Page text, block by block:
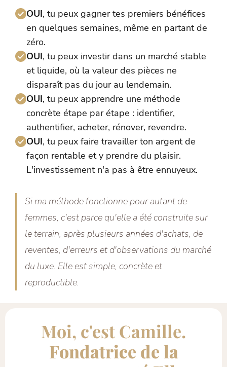
OUI, tu peux gagner tes premiers bénéfices
en quelques semaines, même en partant de
zéro.
OUI, tu peux investir dans un marché stable
et liquide, où la valeur des pièces ne
disparaît pas du jour au lendemain.
OUI, tu peux apprendre une méthode
concrète étape par étape : identifier,
authentifier, acheter, rénover, revendre.
OUI, tu peux faire travailler ton argent de
façon rentable et y prendre du plaisir.
L'investissement n'a pas à être ennuyeux.
Si ma méthode fonctionne pour autant de
femmes, c'est parce qu'elle a été construite sur
le terrain, après plusieurs années d'achats, de
reventes, d'erreurs et d'observations du marché
du luxe. Elle est simple, concrète et
reproductible.
Moi, c'est Camille.
Fondatrice de la